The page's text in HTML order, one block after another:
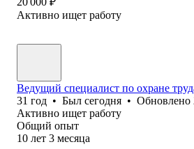
Активно ищет работу
Ведущий специалист по охране
31 год • Был сегодня • Обновлено
Активно ищет работу
Общий опыт
10 лет 3 месяца